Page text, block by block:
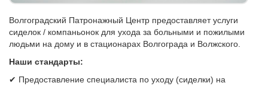
Волгоградский Патронажный Центр предоставляет услуги
сиделок / компаньонок для ухода за больными и пожилыми
людьми на дому и в стационарах Волгограда и Волжского.
Наши стандарты:
✔ Предоставление специалиста по уходу (сиделки) на